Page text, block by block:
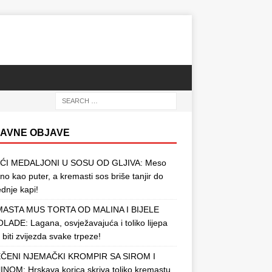
OBJAVE
MEDALJONI U SOSU OD GLJIVA: Meso
kao puter, a kremasti sos briše tanjir do
kapi!
MUS TORTA OD MALINA I BIJELE
Lagana, osvježavajuća i toliko lijepa
biti zvijezda svake trpeze!
NJEMAČKI KROMPIR SA SIROM I
Hrskava korica skriva toliko kremastu